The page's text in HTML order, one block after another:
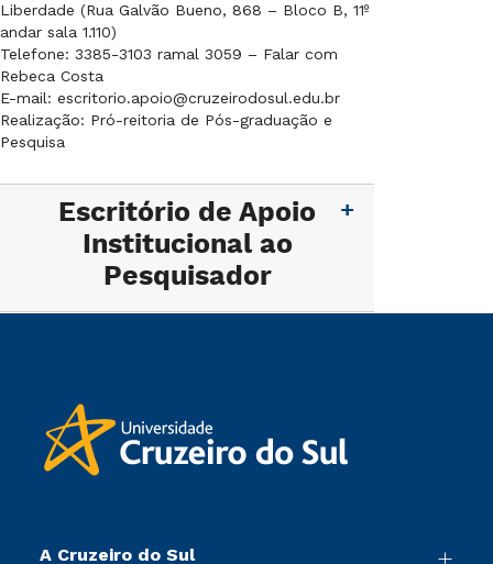
Liberdade (Rua Galvão Bueno, 868 – Bloco B, 11º
andar sala 1.110)
Telefone: 3385-3103 ramal 3059 – Falar com
Rebeca Costa
E-mail: escritorio.apoio@cruzeirodosul.edu.br
Realização: Pró-reitoria de Pós-graduação e
Pesquisa
Escritório de Apoio
Institucional ao
Pesquisador
A Cruzeiro do Sul